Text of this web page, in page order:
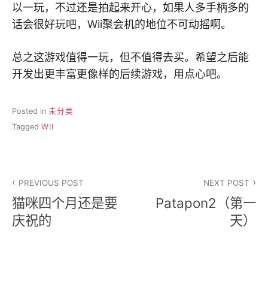
以一玩，不过还是拍起来开心，如果人多手柄多的
话会很好玩吧，Wii聚会机的地位不可动摇啊。
总之这游戏值得一玩，但不值得去买。希望之后能
开发出更丰富更像样的后续游戏，用点心吧。
Posted in 未分类
Tagged WII
章
导
PREVIOUS POST
猫咪四个月还是要
庆祝的
NEXT POST
Patapon2（第一
天）